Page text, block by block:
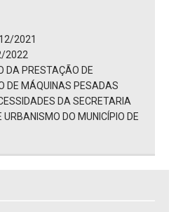
2021
2022
DA PRESTAÇÃO DE
DE MÁQUINAS PESADAS
DA SECRETARIA
URBANISMO DO MUNICÍPIO DE